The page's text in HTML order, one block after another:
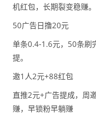
机红包，长期裂变稳赚。
50广告日撸20元
单条0.4-1.6元，50条刷
提。
邀1人2元+88红包
直推2元+广告提成，周
赚，早锁粉早躺赚